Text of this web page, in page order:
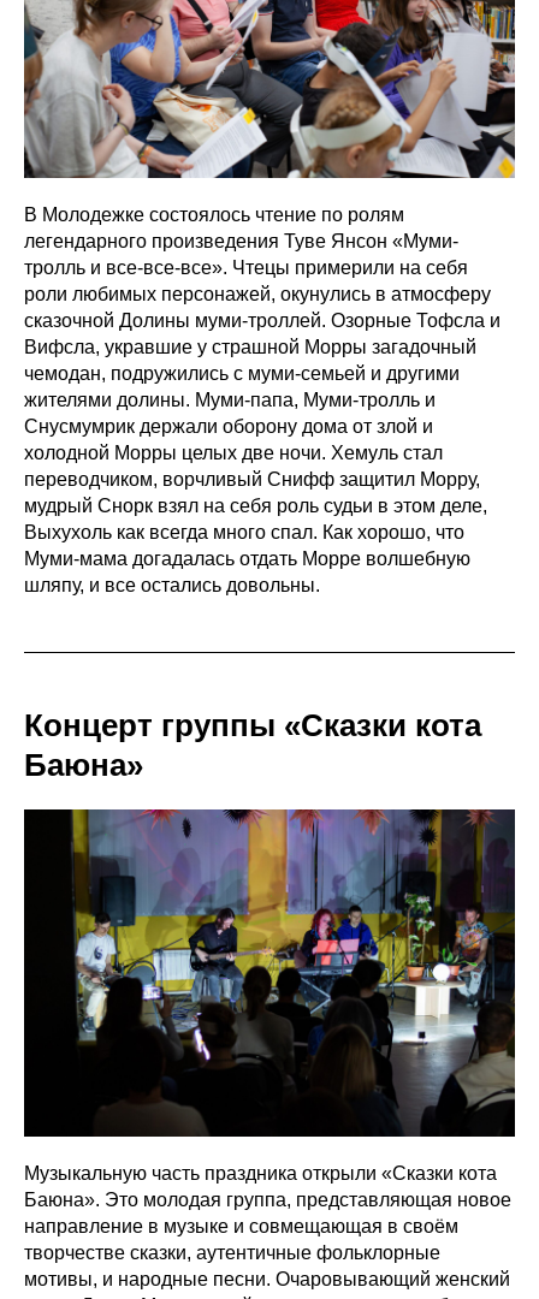
В Молодежке состоялось чтение по ролям
легендарного произведения Туве Янсон «Муми-
тролль и все-все-все». Чтецы примерили на себя
роли любимых персонажей, окунулись в атмосферу
сказочной Долины муми-троллей. Озорные Тофсла и
Вифсла, укравшие у страшной Морры загадочный
чемодан, подружились с муми-семьей и другими
жителями долины. Муми-папа, Муми-тролль и
Снусмумрик держали оборону дома от злой и
холодной Морры целых две ночи. Хемуль стал
переводчиком, ворчливый Снифф защитил Морру,
мудрый Снорк взял на себя роль судьи в этом деле,
Выхухоль как всегда много спал. Как хорошо, что
Муми-мама догадалась отдать Морре волшебную
шляпу, и все остались довольны.
Концерт группы «Сказки кота
Баюна»
Музыкальную часть праздника открыли «Сказки кота
Баюна». Это молодая группа, представляющая новое
направление в музыке и совмещающая в своём
творчестве сказки, аутентичные фольклорные
мотивы, и народные песни. Очаровывающий женский